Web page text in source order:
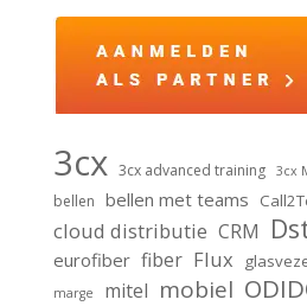
3cx 3cx advanced training 3cx
bellen bellen met teams
cloud distributie CRM
eurofiber fiber Flux
marge mitel mobiel